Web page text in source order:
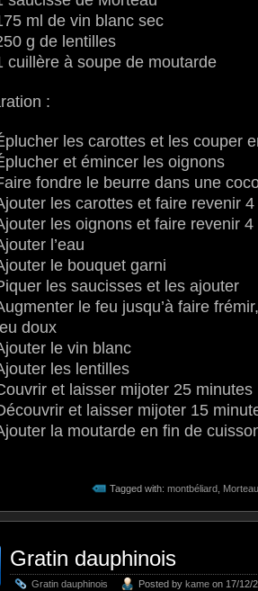
ml de vin blanc sec
g de lentilles
cuillère à soupe de moutarde
:
les carottes et les couper
et émincer les oignons
fondre le beurre dans une
les carottes et faire revenir
les oignons et faire revenir
l’eau
le bouquet garni
les saucisses et les ajouter
le feu jusqu’à faire
doux
le vin blanc
les lentilles
et laisser mijoter 25 minutes
et laisser mijoter 15
la moutarde en fin de
Tagged with: montbéliard Morteau
Gratin dauphinois
Gratin dauphinois Posted by kame on 17/12/